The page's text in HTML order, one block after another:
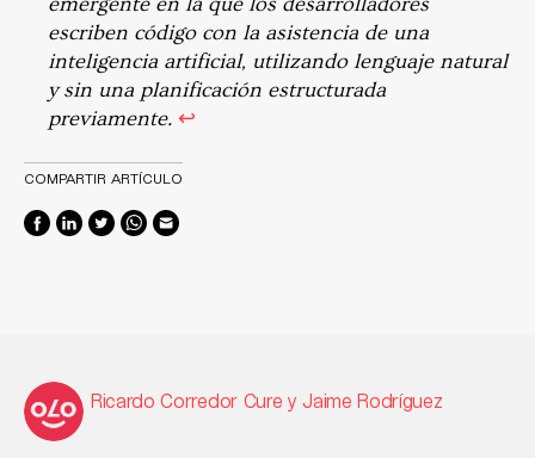
escriben código con la asistencia de una
inteligencia artificial, utilizando lenguaje natural
y sin una planificación estructurada
previamente. ↩︎
COMPARTIR ARTÍCULO
Ricardo Corredor Cure y Jaime Rodríguez